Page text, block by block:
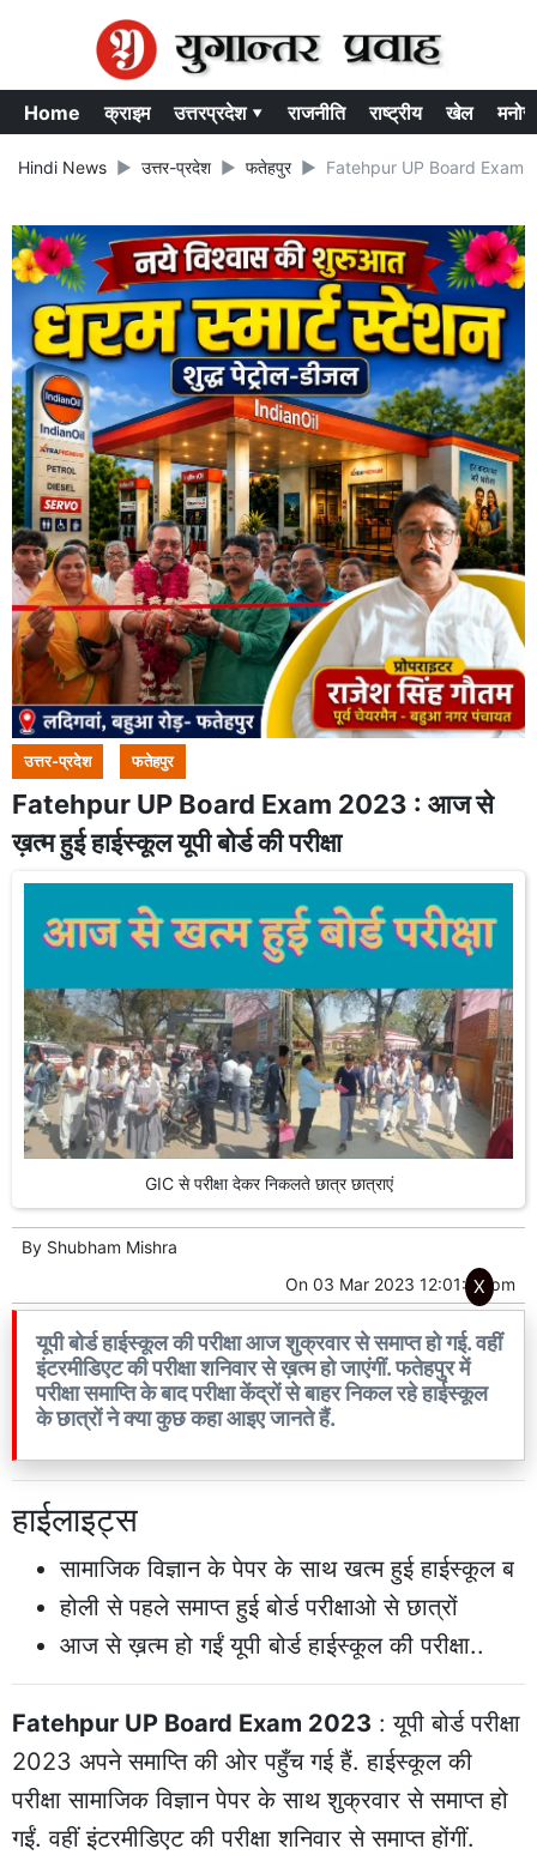
Home क्राइम उत्तरप्रदेश ▾ राजनीति राष्ट्रीय खेल
Hindi News उत्तर-प्रदेश फतेहपुर Fatehpur UP Board Exam
उत्तर-प्रदेश फतेहपुर
Fatehpur UP Board Exam 2023 : आज से
ख़त्म हुई हाईस्कूल यूपी बोर्ड की परीक्षा
GIC से परीक्षा देकर निकलते छात्र छात्राएं
By Shubham Mishra
On 03 Mar 2023 12:01:13 pm
यूपी बोर्ड हाईस्कूल की परीक्षा आज शुक्रवार से समाप्त हो गई. वहीं
इंटरमीडिएट की परीक्षा शनिवार से ख़त्म हो जाएंगीं. फतेहपुर में
परीक्षा समाप्ति के बाद परीक्षा केंद्रों से बाहर निकल रहे हाईस्कूल
के छात्रों ने क्या कुछ कहा आइए जानते हैं.
हाईलाइट्स
सामाजिक विज्ञान के पेपर के साथ खत्म हुई हाईस्कूल ब
होली से पहले समाप्त हुई बोर्ड परीक्षाओ से छात्रों
आज से ख़त्म हो गईं यूपी बोर्ड हाईस्कूल की परीक्षा..
Fatehpur UP Board Exam 2023 : यूपी बोर्ड परीक्षा
2023 अपने समाप्ति की ओर पहुँच गई हैं. हाईस्कूल की
परीक्षा सामाजिक विज्ञान पेपर के साथ शुक्रवार से समाप्त हो
गईं. वहीं इंटरमीडिएट की परीक्षा शनिवार से समाप्त होंगीं.
X